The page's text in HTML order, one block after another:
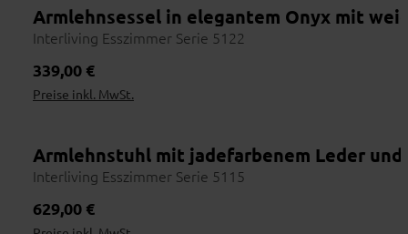
1
Online entdecken
Vorab inspirieren lassen
2
Armlehnsessel in elegantem Onyx mit
Interliving Esszimmer Serie 5122
Regulärer Preis:
339,00 €
Preise inkl. MwSt.
Armlehnstuhl mit jadefarbenem Leder
Interliving Esszimmer Serie 5115
Regulärer Preis:
629,00 €